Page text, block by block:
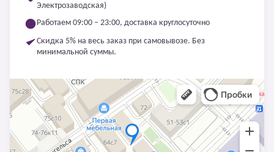
Электрозаводская)
Работаем 09:00 – 23:00, доставка круглосуточно
Скидка 5% на весь заказ при самовывозе. Без
минимальной суммы.